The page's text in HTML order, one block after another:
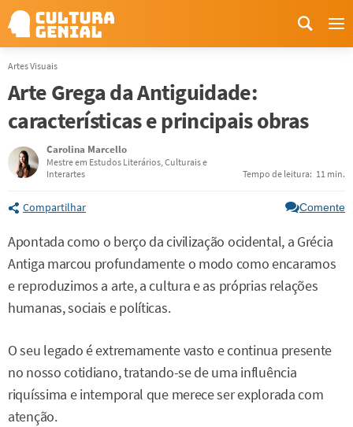
Artes Visuais
Arte Grega da Antiguidade:
características e principais obras
Carolina Marcello
Mestre em Estudos Literários, Culturais e
Interartes
Tempo de leitura: 11 min.
Compartilhar Comente
Apontada como o berço da civilização ocidental, a Grécia
Antiga marcou profundamente o modo como encaramos
e reproduzimos a arte, a cultura e as próprias relações
humanas, sociais e políticas.
O seu legado é extremamente vasto e continua presente
no nosso cotidiano, tratando-se de uma influência
riquíssima e intemporal que merece ser explorada com
atenção.